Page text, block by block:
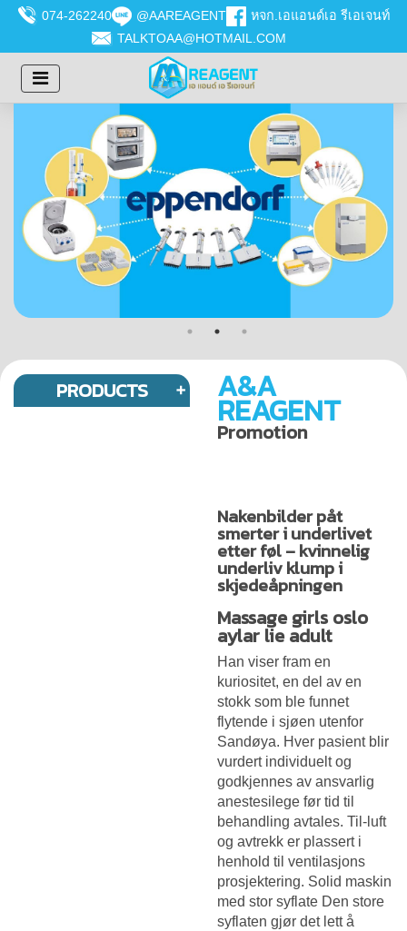
074-262240 @AAREAGENT
หจก.เอแอนด์เอ รีเอเจนท์
TALKTOAA@HOTMAIL.COM
PRODUCTS A&A
REAGENT
Promotion
Nakenbilder påt
smerter i underlivet
etter føl – kvinnelig
underliv klump i
skjedeåpningen
Massage girls oslo
aylar lie adult
Han viser fram en
kuriositet, en del av en
stokk som ble funnet
flytende i sjøen utenfor
Sandøya. Hver pasient blir
vurdert individuelt og
godkjennes av ansvarlig
anestesilege før tid til
behandling avtales. Til-luft
og avtrekk er plassert i
henhold til ventilasjons
prosjektering. Solid maskin
med stor syflate Den store
syflaten gjør det lett å